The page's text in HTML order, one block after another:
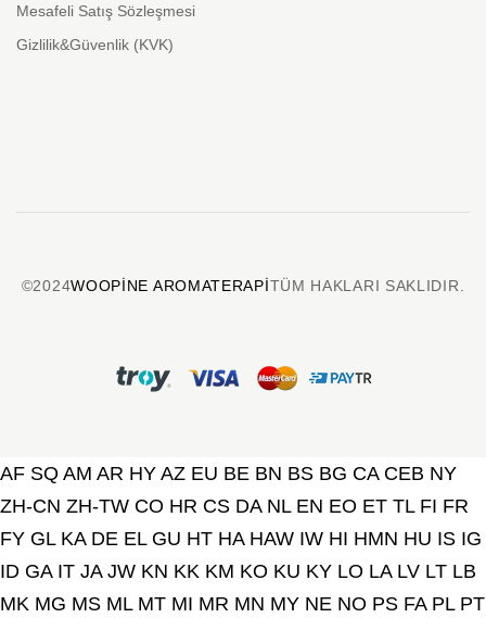
Mesafeli Satış Sözleşmesi
Gizlilik&Güvenlik (KVK)
©2024WOOPINE AROMATERAPITÜM HAKLARI SAKLIDIR.
AF SQ AM AR HY AZ EU BE BN BS BG CA CEB NY
ZH-CN ZH-TW CO HR CS DA NL EN EO ET TL FI FR
FY GL KA DE EL GU HT HA HAW IW HI HMN HU IS IG
ID GA IT JA JW KN KK KM KO KU KY LO LA LV LT LB
MK MG MS ML MT MI MR MN MY NE NO PS FA PL PT